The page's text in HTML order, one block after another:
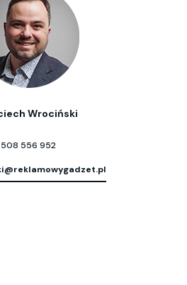
Wrociński
508 556 952